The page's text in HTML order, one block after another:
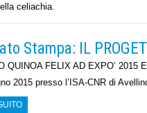
celiachia.
Stampa: IL
QUINOA FELIX AD EXPO’ 2015
2015 presso l’ISA-CNR di